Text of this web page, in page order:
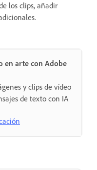
los clips, añadir
en arte con Adobe
y clips de vídeo
de texto con IA